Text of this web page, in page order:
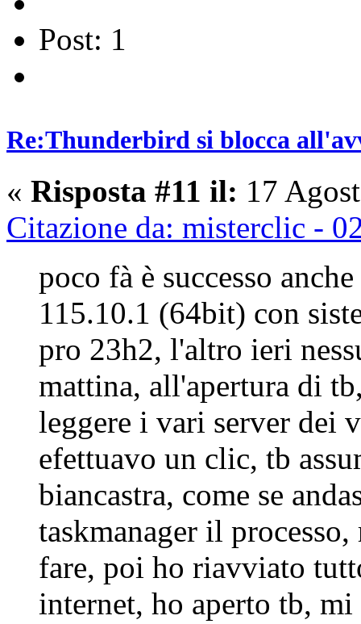
Post: 1
Re:Thunderbird si blocca
« Risposta #11 il: 17
Citazione da: misterclic -
poco fà è successo
115.10.1 (64bit) con
pro 23h2, l'altro ieri
mattina, all'apertura di
leggere i vari server dei
efettuavo un clic, tb
biancastra, come se
taskmanager il
fare, poi ho riavviato
internet, ho aperto tb,